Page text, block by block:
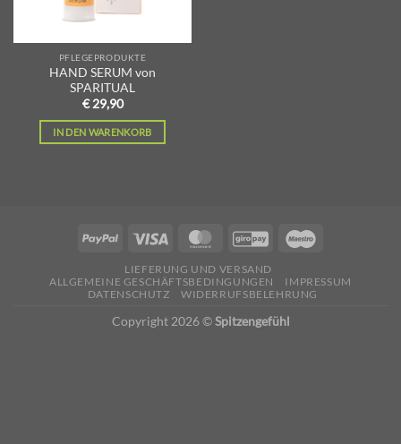
PFLEGEPRODUKTE
HAND SERUM von
SPARITUAL
€ 29,90
IN DEN WARENKORB
LIEFERUNG UND VERSAND
ALLGEMEINE GESCHÄFTSBEDINGUNGEN
IMPRESSUM
DATENSCHUTZ
WIDERRUFSBELEHRUNG
Copyright 2026 ©Spitzengefühl